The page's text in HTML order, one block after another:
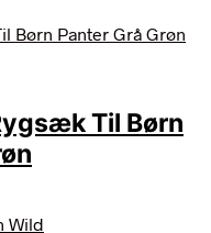
Til Børn